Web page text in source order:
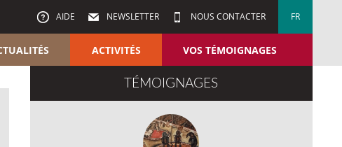
AIDE NEWSLETTER NOUS CONTACTER FR
ACTIVITÉS VOS TÉMOIGNAGES
TÉMOIGNAGES